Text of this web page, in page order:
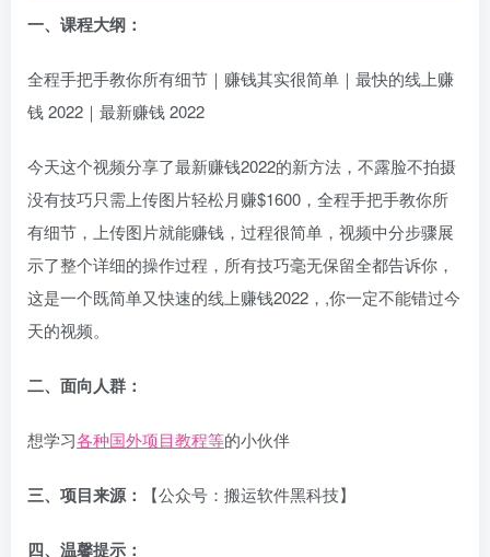
一、课程大纲：
全程手把手教你所有细节｜赚钱其实很简单｜最快的线上赚
钱 2022｜最新赚钱 2022
今天这个视频分享了最新赚钱2022的新方法，不露脸不拍摄
没有技巧只需上传图片轻松月赚$1600，全程手把手教你所
有细节，上传图片就能赚钱，过程很简单，视频中分步骤展
示了整个详细的操作过程，所有技巧毫无保留全都告诉你，
这是一个既简单又快速的线上赚钱2022，,你一定不能错过今
天的视频。
二、面向人群：
想学习各种国外项目教程等的小伙伴
三、项目来源： 【公众号：搬运软件黑科技】
四、温馨提示：